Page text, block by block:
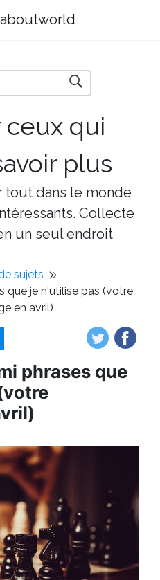
ceux qui
plus
dans le monde
Collecte
un seul endroit
sujets
que je n'utilise pas (votre
en avril)
phrases que